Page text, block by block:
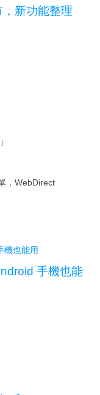
新功能整理
，WebDirect
手機也能